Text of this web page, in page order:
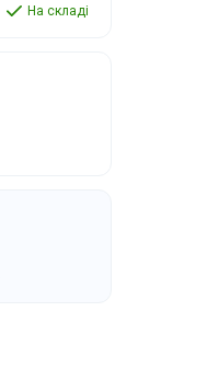
На складі